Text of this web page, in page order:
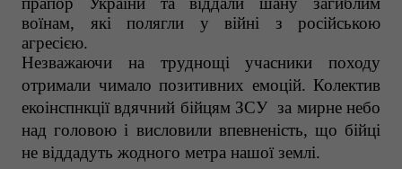
воїнам, які полягли у війні з російською
агресією.
Незважаючи на труднощі учасники походу
отримали чимало позитивних емоцій. Колектив
екоінспнкції вдячний бійцям ЗСУ за мирне небо
над головою і висловили впевненість, що бійці
не віддадуть жодного метра нашої землі.